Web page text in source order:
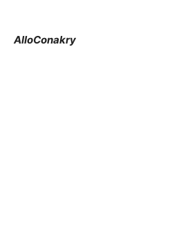
AlloConakry